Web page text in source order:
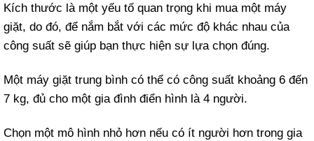
Kích thước là một yếu tố quan trọng khi mua một máy
giặt, do đó, để nắm bắt với các mức độ khác nhau của
công suất sẽ giúp bạn thực hiện sự lựa chọn đúng.
Một máy giặt trung bình có thể có công suất khoảng 6 đến
7 kg, đủ cho một gia đình điển hình là 4 người.
Chọn một mô hình nhỏ hơn nếu có ít người hơn trong gia